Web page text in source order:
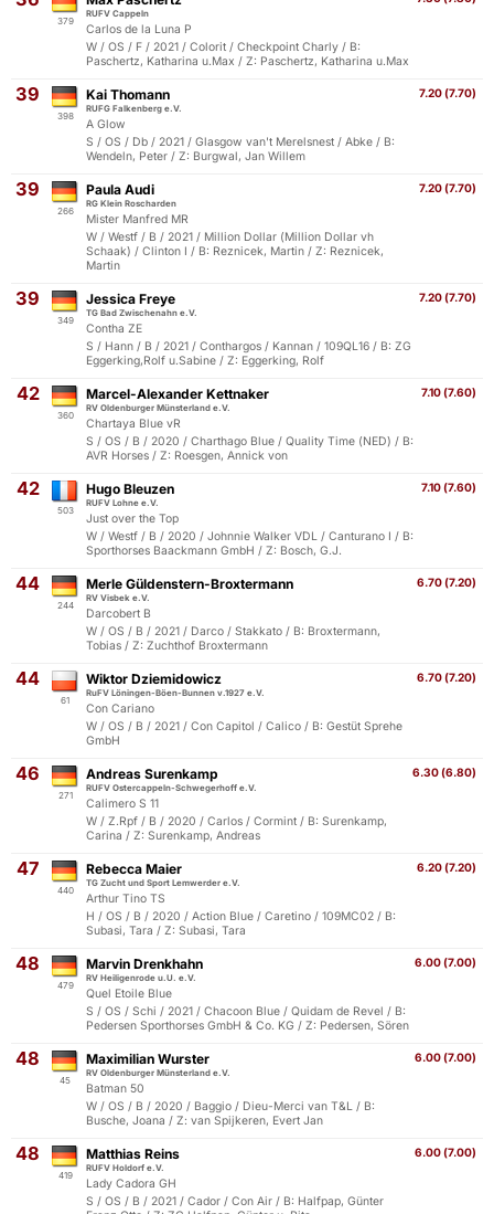
379
RUFV Cappeln
Carlos de la Luna P
W / OS / F / 2021 / Colorit / Checkpoint Charly / B:
Paschertz, Katharina u.Max / Z: Paschertz, Katharina u.Max
39
398
7.20 (7.70)
Kai Thomann
RUFG Falkenberg e.V.
A Glow
S / OS / Db / 2021 / Glasgow van't Merelsnest / Abke / B:
Wendeln, Peter / Z: Burgwal, Jan Willem
39
266
7.20 (7.70)
Paula Audi
RG Klein Roscharden
Mister Manfred MR
W / Westf / B / 2021 / Million Dollar (Million Dollar vh
Schaak) / Clinton I / B: Reznicek, Martin / Z: Reznicek,
Martin
39
349
7.20 (7.70)
Jessica Freye
TG Bad Zwischenahn e.V.
Contha ZE
S / Hann / B / 2021 / Conthargos / Kannan / 109QL16 / B: ZG
Eggerking,Rolf u.Sabine / Z: Eggerking, Rolf
42
360
7.10 (7.60)
Marcel-Alexander Kettnaker
RV Oldenburger Münsterland e.V.
Chartaya Blue vR
S / OS / B / 2020 / Charthago Blue / Quality Time (NED) / B:
AVR Horses / Z: Roesgen, Annick von
42
503
7.10 (7.60)
Hugo Bleuzen
RUFV Lohne e.V.
Just over the Top
W / Westf / B / 2020 / Johnnie Walker VDL / Canturano I / B:
Sporthorses Baackmann GmbH / Z: Bosch, G.J.
44
244
6.70 (7.20)
Merle Güldenstern-Broxtermann
RV Visbek e.V.
Darcobert B
W / OS / B / 2021 / Darco / Stakkato / B: Broxtermann,
Tobias / Z: Zuchthof Broxtermann
44
61
6.70 (7.20)
Wiktor Dziemidowicz
RuFV Löningen-Böen-Bunnen v.1927 e.V.
Con Cariano
W / OS / B / 2021 / Con Capitol / Calico / B: Gestüt Sprehe
GmbH
46
271
6.30 (6.80)
Andreas Surenkamp
RUFV Ostercappeln-Schwegerhoff e.V.
Calimero S 11
W / Z.Rpf / B / 2020 / Carlos / Cormint / B: Surenkamp,
Carina / Z: Surenkamp, Andreas
47
440
6.20 (7.20)
Rebecca Maier
TG Zucht und Sport Lemwerder e.V.
Arthur Tino TS
H / OS / B / 2020 / Action Blue / Caretino / 109MC02 / B:
Subasi, Tara / Z: Subasi, Tara
48
479
6.00 (7.00)
Marvin Drenkhahn
RV Heiligenrode u.U. e.V.
Quel Etoile Blue
S / OS / Schi / 2021 / Chacoon Blue / Quidam de Revel / B:
Pedersen Sporthorses GmbH & Co. KG / Z: Pedersen, Sören
48
45
6.00 (7.00)
Maximilian Wurster
RV Oldenburger Münsterland e.V.
Batman 50
W / OS / B / 2020 / Baggio / Dieu-Merci van T&L / B:
Busche, Joana / Z: van Spijkeren, Evert Jan
48
419
6.00 (7.00)
Matthias Reins
RUFV Holdorf e.V.
Lady Cadora GH
S / OS / B / 2021 / Cador / Con Air / B: Halfpap, Günter